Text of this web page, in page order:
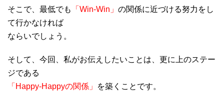
そこで、最低でも 「Win-Win」 の関係に近づける努力をし
て行かなければ
ならいでしょう。
そして、今回、私がお伝えしたいことは、更に上のステー
ジである
「Happy-Happyの関係」
を築くことです。